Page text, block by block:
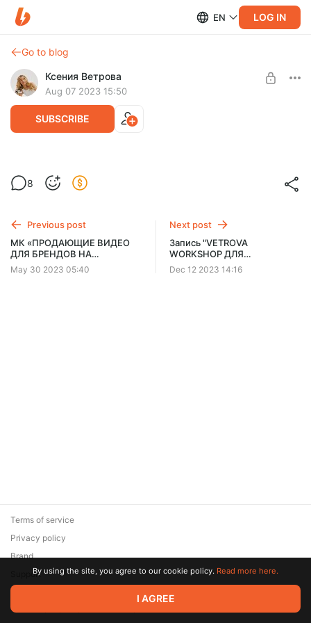
EN LOG IN
Go to blog
Ксения Ветрова
Aug 07 2023 15:50
SUBSCRIBE
МК «ПРОДАЮЩИЕ ВИДЕО ДЛЯ
БРЕНДОВ НА СМАРТФОН 2. ОДЕЖДА И
Уже доступен!
Длительность: 3 часа 22 минуты
Доступ к МК: навсегда
Post is available after purchase
8
Previous post
МК «ПРОДАЮЩИЕ ВИДЕО
ДЛЯ БРЕНДОВ НА
СМАРТФОН. БЬЮТИ»
May 30 2023 05:40
Next post
Запись "VETROVA
WORKSHOP ДЛЯ
ФОТОГРАФОВ БЬЮТИ 2022"
Dec 12 2023 14:16
© 2026 Zaya Solutions Limited. All rights reserved. All trademarks
are the property of their respective owners.
Terms of service
Privacy policy
Brand
SupportBy using the site, you agree to our cookie policy. Read more here.
I AGREE